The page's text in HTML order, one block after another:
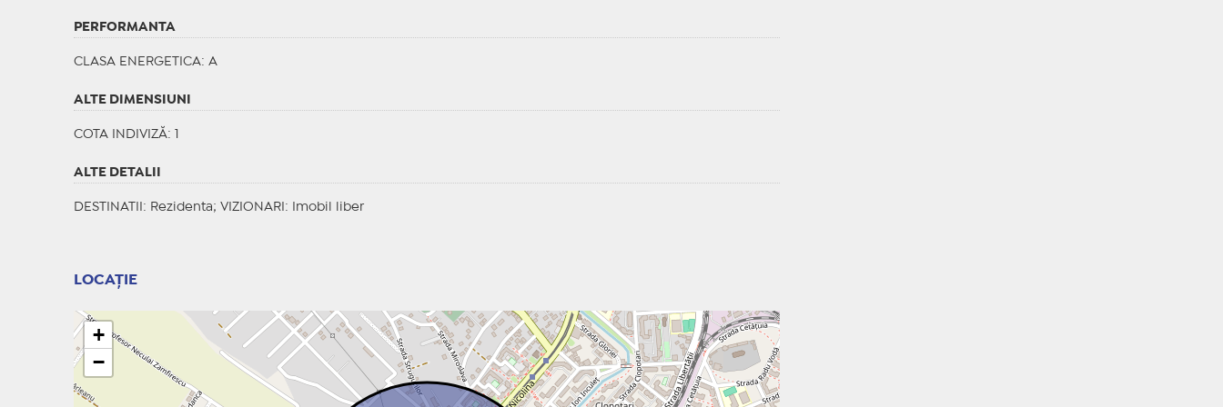
PERFORMANTA
CLASA ENERGETICA: A
ALTE DIMENSIUNI
COTA INDIVIZĂ: 1
ALTE DETALII
DESTINATII : Rezidenta; VIZIONARI : Imobil liber
LOCAȚIE
+
−